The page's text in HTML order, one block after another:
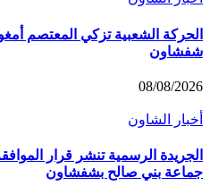
الحركة الشعبية تزكي المعتصم أمغوز
شفشاون
08/08/2026
أخبار الشاون
الجريدة الرسمية تنشر قرار
جماعة بني صالح بشفشاون